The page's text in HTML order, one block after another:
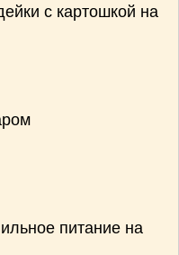
с картошкой на
питание на